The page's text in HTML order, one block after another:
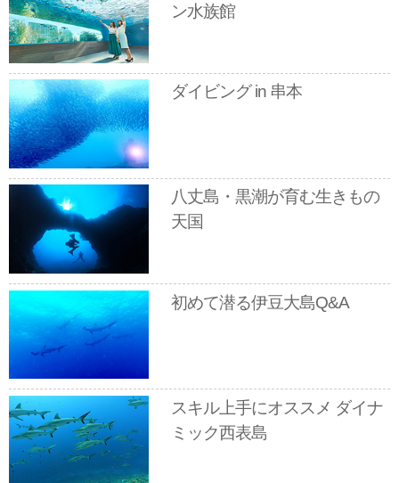
ン水族館
ダイビング in 串本
八丈島・黒潮が育む生きもの
天国
初めて潜る伊豆大島Q&A
スキル上手にオススメ ダイナ
ミック西表島